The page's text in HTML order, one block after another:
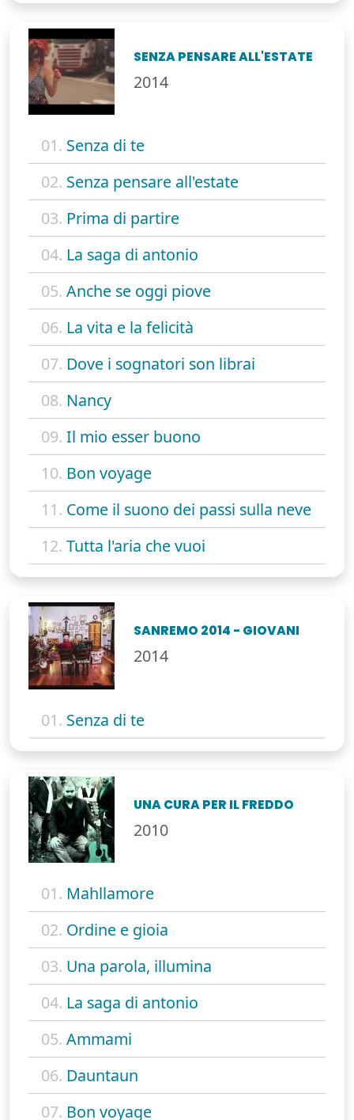
SENZA PENSARE ALL'ESTATE
2014
01. Senza di te
02. Senza pensare all'estate
03. Prima di partire
04. La saga di antonio
05. Anche se oggi piove
06. La vita e la felicità
07. Dove i sognatori son librai
08. Nancy
09. Il mio esser buono
10. Bon voyage
11. Come il suono dei passi sulla neve
12. Tutta l'aria che vuoi
SANREMO 2014 - GIOVANI
2014
01. Senza di te
UNA CURA PER IL FREDDO
2010
01. Mahllamore
02. Ordine e gioia
03. Una parola, illumina
04. La saga di antonio
05. Ammami
06. Dauntaun
07. Bon voyage